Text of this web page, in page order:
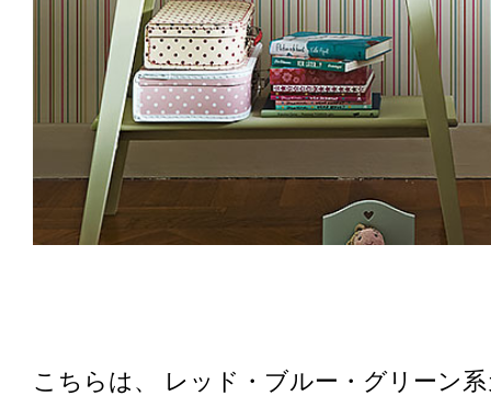
こちらは、 レッド・ブルー・グリーン